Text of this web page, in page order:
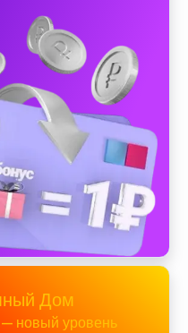
Дом
новый уровень